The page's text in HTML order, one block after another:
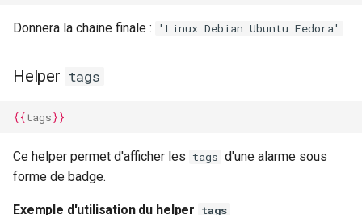
Donnera la chaine finale : 'Linux Debian Ubuntu Fedora'
Helper tags
{{tags}}
Ce helper permet d'afficher les tags d'une alarme sous
forme de badge.
Exemple d'utilisation du helper tags